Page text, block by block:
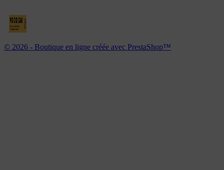
© 2026 - Boutique en ligne créée avec PrestaShop™